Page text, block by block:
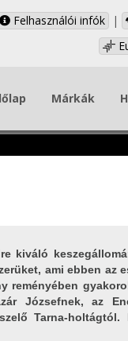
Felhasználói infók |
Márkák
kiváló
ami ebben az
reményében
Józsefnek, az
Tarna-